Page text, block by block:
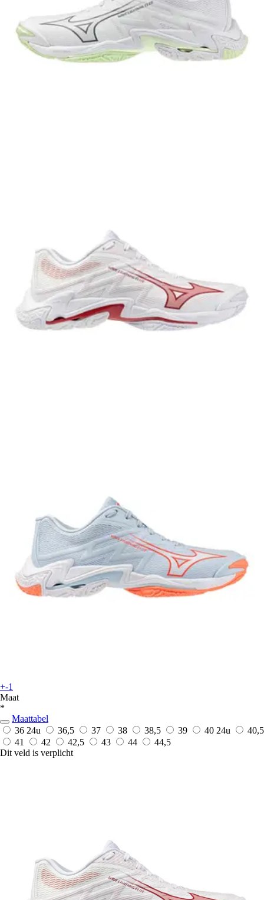
+-1
Maat
*
Maattabel
36 24u 36,5 37 38 38,5 39 40 24u
40,5
41
42 42,5 43 44
44,5
Dit veld is verplicht